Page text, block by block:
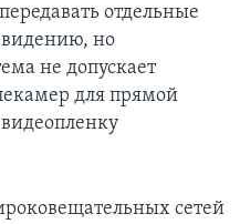
отдельные
но
не допускает
для прямой
сетей